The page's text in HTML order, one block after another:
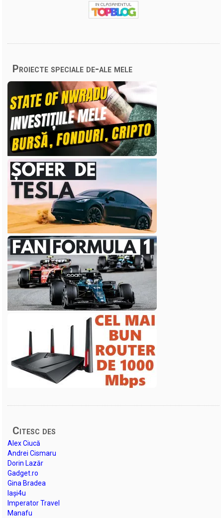
Proiecte speciale de-ale mele
Citesc des
Alex Ciucă
Andrei Cismaru
Dorin Lazăr
Gadget.ro
Gina Bradea
Iași4u
Imperator Travel
Manafu